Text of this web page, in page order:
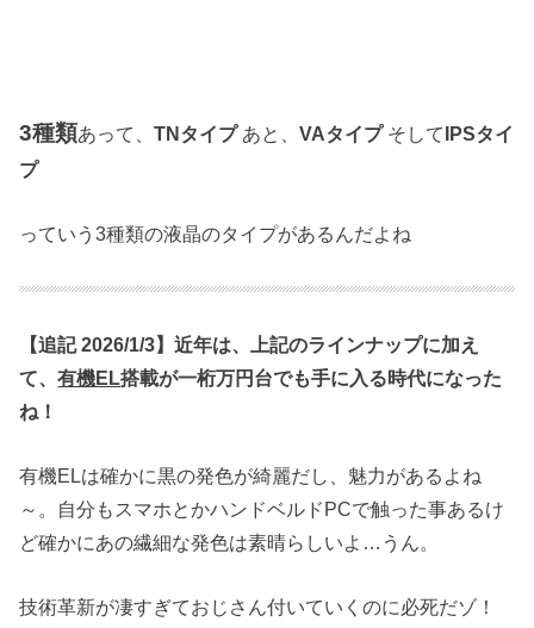
3種類あって、TNタイプあと、VAタイプそしてIPSタイ
プ
っていう3種類の液晶のタイプがあるんだよね
【追記 2026/1/3】近年は、上記のラインナップに加え
て、有機EL搭載が一桁万円台でも手に入る時代になった
ね！
有機ELは確かに黒の発色が綺麗だし、魅力があるよね
～。自分もスマホとかハンドベルドPCで触った事あるけ
ど確かにあの繊細な発色は素晴らしいよ…うん。
技術革新が凄すぎておじさん付いていくのに必死だゾ！